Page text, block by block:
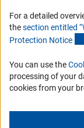
Subscribe
Контакты
For a detailed
thesection entitled
Protection Notice
You can use the
processing of your
cookies from your